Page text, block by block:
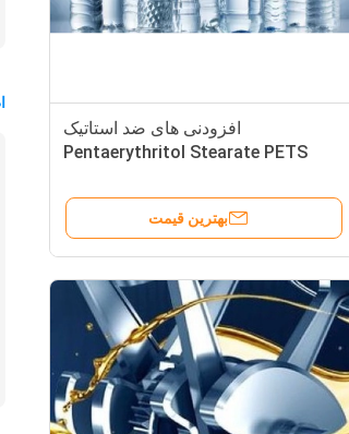
افزودنی های ضد استاتیک
Pentaerythritol Stearate PETS
بهترین قیمت